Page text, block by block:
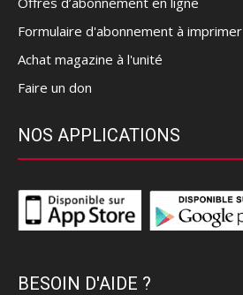
Formulaire d'abonnement à imprimer
Achat magazine à l'unité
Faire un don
NOS APPLICATIONS
BESOIN D'AIDE ?